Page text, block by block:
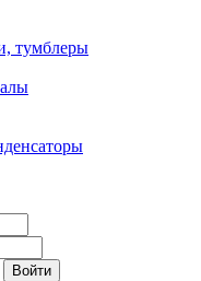
тумблеры